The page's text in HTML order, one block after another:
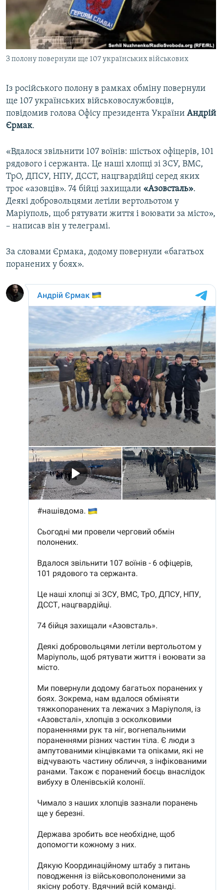
ВІДЕОУРОКИ «ELIFBE»
СВІДЧЕННЯ ОКУПАЦІЇ
УКРАЇНСЬКА ПРОБЛЕМА КРИМУ
ІНФОГРАФІКА
Русский
Qırımtatar
ДОЛУЧАЙСЯ!
Усі сайти RFE/RL
З полону повернули ще 107 українських військових
Із російського полону в рамках обміну повернули
ще 107 українських військовослужбовців,
повідомив голова Офісу президента України Андрій
Єрмак.
«Вдалося звільнити 107 воїнів: шістьох офіцерів, 101
рядового і сержанта. Це наші хлопці зі ЗСУ, ВМС,
ТрО, ДПСУ, НПУ, ДССТ, нацгвардійці серед яких
троє «азовців». 74 бійці захищали «Азовсталь».
Деякі добровольцями летіли вертольотом у
Маріуполь, щоб рятувати життя і воювати за місто»,
– написав він у телеграмі.
За словами Єрмака, додому повернули «багатьох
поранених у боях».